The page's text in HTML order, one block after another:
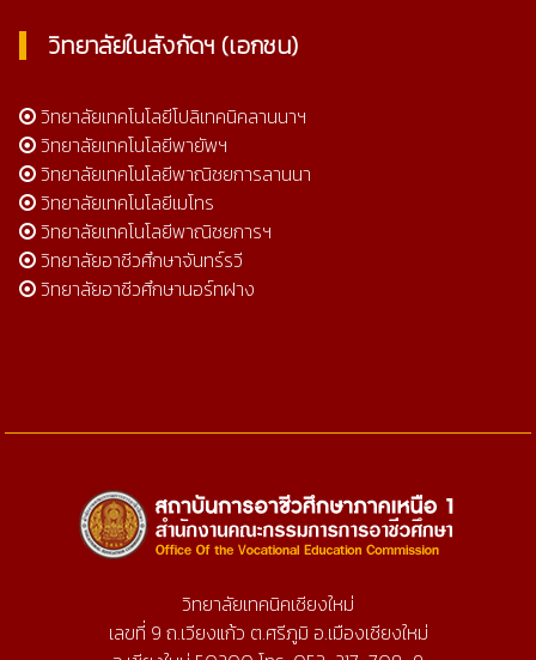
วิทยาลัยในสังกัดฯ (เอกชน)
วิทยาลัยเทคโนโลยีโปลิเทคนิคลานนาฯ
วิทยาลัยเทคโนโลยีพายัพฯ
วิทยาลัยเทคโนโลยีพาณิชยการลานนา
วิทยาลัยเทคโนโลยีเมโทร
วิทยาลัยเทคโนโลยีพาณิชยการฯ
วิทยาลัยอาชีวศึกษาจันทร์รวี
วิทยาลัยอาชีวศึกษานอร์ทฝาง
วิทยาลัยเทคนิคเชียงใหม่
เลขที่ 9 ถ.เวียงแก้ว ต.ศรีภูมิ อ.เมืองเชียงใหม่